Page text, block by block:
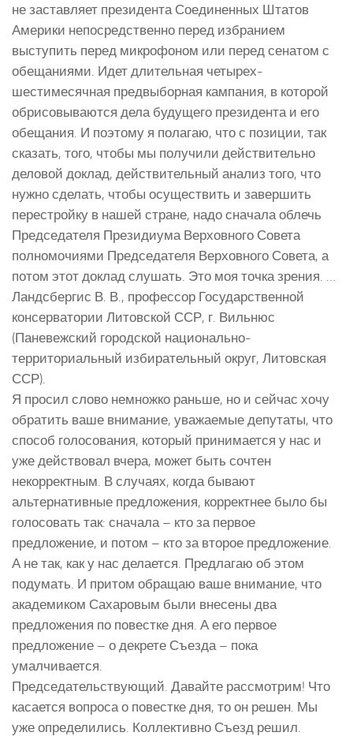
не заставляет президента Соединенных Штатов
Америки непосредственно перед избранием
выступить перед микрофоном или перед сенатом с
обещаниями. Идет длительная четырех-
шестимесячная предвыборная кампания, в которой
обрисовываются дела будущего президента и его
обещания. И поэтому я полагаю, что с позиции, так
сказать, того, чтобы мы получили действительно
деловой доклад, действительный анализ того, что
нужно сделать, чтобы осуществить и завершить
перестройку в нашей стране, надо сначала облечь
Председателя Президиума Верховного Совета
полномочиями Председателя Верховного Совета, а
потом этот доклад слушать. Это моя точка зрения. …
Ландсбергис В. В., профессор Государственной
консерватории Литовской ССР, г. Вильнюс
(Паневежский городской национально-
территориальный избирательный округ, Литовская
ССР).
Я просил слово немножко раньше, но и сейчас хочу
обратить ваше внимание, уважаемые депутаты, что
способ голосования, который принимается у нас и
уже действовал вчера, может быть сочтен
некорректным. В случаях, когда бывают
альтернативные предложения, корректнее было бы
голосовать так: сначала – кто за первое
предложение, и потом – кто за второе предложение.
А не так, как у нас делается. Предлагаю об этом
подумать. И притом обращаю ваше внимание, что
академиком Сахаровым были внесены два
предложения по повестке дня. А его первое
предложение – о декрете Съезда – пока
умалчивается.
Председательствующий. Давайте рассмотрим! Что
касается вопроса о повестке дня, то он решен. Мы
уже определились. Коллективно Съезд решил.